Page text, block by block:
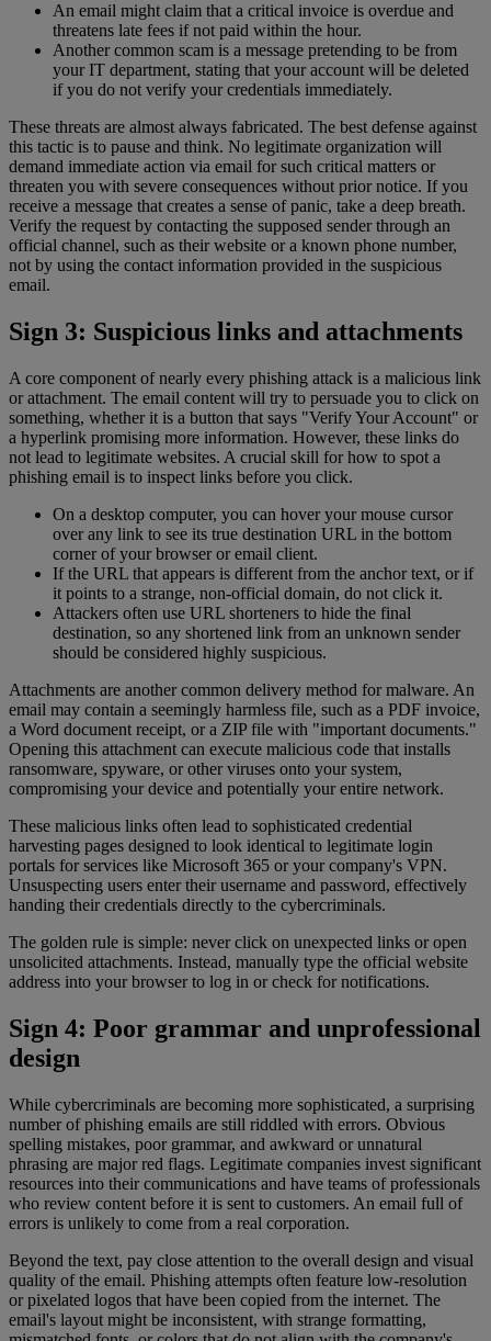
An email might claim that a critical invoice is overdue and
threatens late fees if not paid within the hour.
Another common scam is a message pretending to be from
your IT department, stating that your account will be deleted
if you do not verify your credentials immediately.
These threats are almost always fabricated. The best defense against
this tactic is to pause and think. No legitimate organization will
demand immediate action via email for such critical matters or
threaten you with severe consequences without prior notice. If you
receive a message that creates a sense of panic, take a deep breath.
Verify the request by contacting the supposed sender through an
official channel, such as their website or a known phone number,
not by using the contact information provided in the suspicious
email.
Sign 3: Suspicious links and attachments
A core component of nearly every phishing attack is a malicious link
or attachment. The email content will try to persuade you to click on
something, whether it is a button that says "Verify Your Account" or
a hyperlink promising more information. However, these links do
not lead to legitimate websites. A crucial skill for how to spot a
phishing email is to inspect links before you click.
On a desktop computer, you can hover your mouse cursor
over any link to see its true destination URL in the bottom
corner of your browser or email client.
If the URL that appears is different from the anchor text, or if
it points to a strange, non-official domain, do not click it.
Attackers often use URL shorteners to hide the final
destination, so any shortened link from an unknown sender
should be considered highly suspicious.
Attachments are another common delivery method for malware. An
email may contain a seemingly harmless file, such as a PDF invoice,
a Word document receipt, or a ZIP file with "important documents."
Opening this attachment can execute malicious code that installs
ransomware, spyware, or other viruses onto your system,
compromising your device and potentially your entire network.
These malicious links often lead to sophisticated credential
harvesting pages designed to look identical to legitimate login
portals for services like Microsoft 365 or your company's VPN.
Unsuspecting users enter their username and password, effectively
handing their credentials directly to the cybercriminals.
The golden rule is simple: never click on unexpected links or open
unsolicited attachments. Instead, manually type the official website
address into your browser to log in or check for notifications.
Sign 4: Poor grammar and unprofessional
design
While cybercriminals are becoming more sophisticated, a surprising
number of phishing emails are still riddled with errors. Obvious
spelling mistakes, poor grammar, and awkward or unnatural
phrasing are major red flags. Legitimate companies invest significant
resources into their communications and have teams of professionals
who review content before it is sent to customers. An email full of
errors is unlikely to come from a real corporation.
Beyond the text, pay close attention to the overall design and visual
quality of the email. Phishing attempts often feature low-resolution
or pixelated logos that have been copied from the internet. The
email's layout might be inconsistent, with strange formatting,